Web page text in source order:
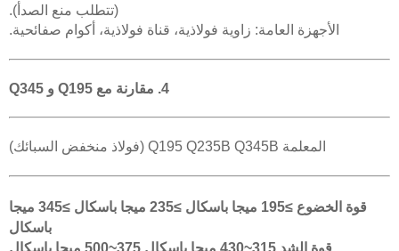
(تتطلب منع الصدأ).
الأجهزة العامة: زاوية فولاذية، قناة فولاذية، أكوام صفائحية.
4. مقارنة مع Q195 و Q345
المعلمة Q195 Q235B Q345B (فولاذ منخفض السبائك)
قوة الخضوع ≥195 ميجا باسكال ≥235 ميجا باسكال ≥345 ميجا
باسكال
قوة الشد 315~430 ميجا باسكال 375~500 ميجا باسكال